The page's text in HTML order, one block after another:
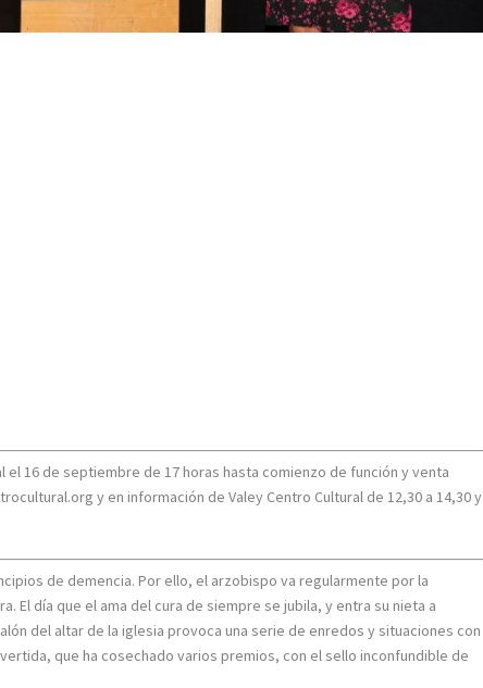
el 16 de septiembre de 17 horas hasta comienzo de función y venta
y en información de Valey Centro Cultural de 12,30 a 14,30 y
de demencia. Por ello, el arzobispo va regularmente por la
El día que el ama del cura de siempre se jubila, y entra su nieta a
del altar de la iglesia provoca una serie de enredos y situaciones con
que ha cosechado varios premios, con el sello inconfundible de